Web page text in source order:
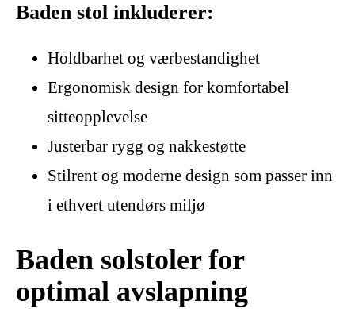
Baden stol inkluderer:
Holdbarhet og værbestandighet
Ergonomisk design for komfortabel
sitteopplevelse
Justerbar rygg og nakkestøtte
Stilrent og moderne design som passer inn
i ethvert utendørs miljø
Baden solstoler for
optimal avslapning